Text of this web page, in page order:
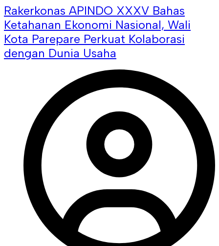
Rakerkonas APINDO XXXV Bahas
Ketahanan Ekonomi Nasional, Wali
Kota Parepare Perkuat Kolaborasi
dengan Dunia Usaha